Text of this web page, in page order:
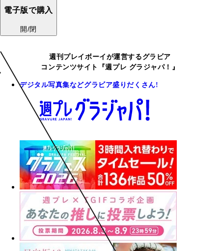
電子版で購入
開/閉
週刊プレイボーイが運営するグラビア
コンテンツサイト『週プレ グラジャパ！』
デジタル写真集などグラビア盛りだくさん!